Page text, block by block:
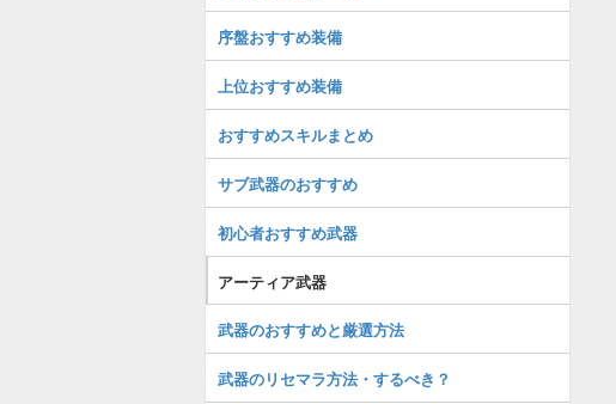
序盤おすすめ装備
上位おすすめ装備
おすすめスキルまとめ
サブ武器のおすすめ
初心者おすすめ武器
アーティア武器
武器のおすすめと厳選方法
武器のリセマラ方法・するべき？